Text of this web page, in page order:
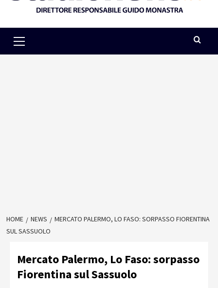
Menu
HOME NEWS
MERCATO PALERMO, LO FASO: SORPASSO FIORENTINA
SUL SASSUOLO
Mercato Palermo, Lo Faso: sorpasso
Fiorentina sul Sassuolo